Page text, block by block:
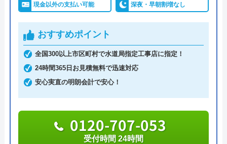
ラボホーム
施工対応時間は7:00～24:00までと幅広く、これ以外
で、緊急時のトラブルでも安心です。
見積もりは無料で実施しているので、お気軽にご依
頼ください。
0120-191-084
受付時間 24時間受付可能
現金以外の支払い可能 深夜・早朝割増なし
おすすめポイント
全国300以上市区町村で水道局指定工事店に指定！
24時間365日お見積無料で迅速対応
安心実直の明朗会計で安心！
0120-707-053
受付時間 24時間